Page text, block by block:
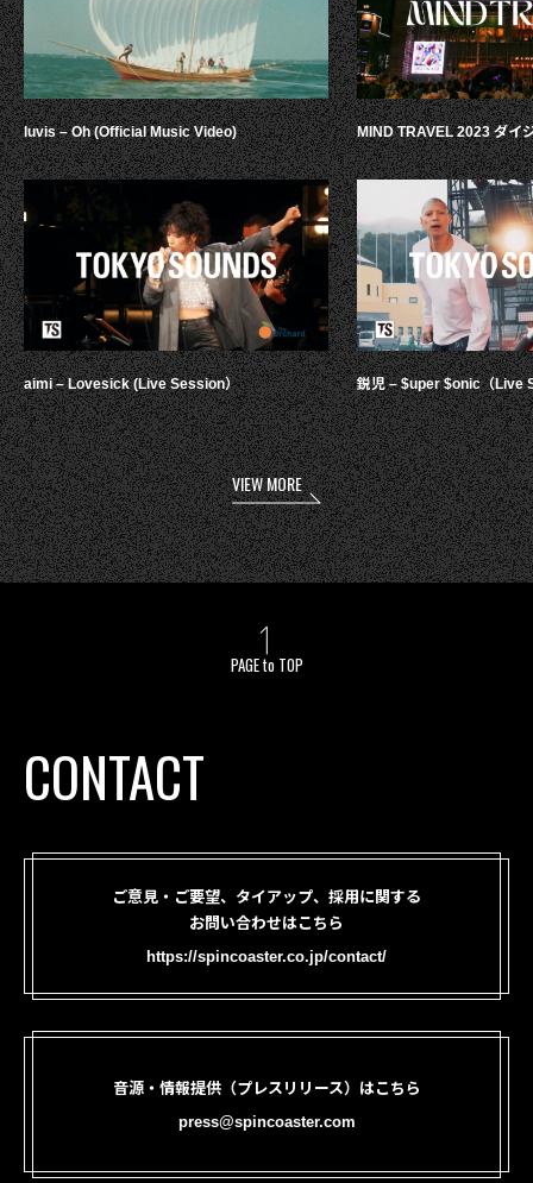
luvis – Oh (Official Music Video)
aimi – Lovesick (Live Session）
MIND TRAVEL 2023 ダイ
鋭児 – $uper $onic（Live
VIEW MORE
PAGE to TOP
CONTACT
ご意見・ご要望、タイアップ、採用に関する
お問い合わせはこちら
https://spincoaster.co.jp/contact/
音源・情報提供（プレスリリース）はこちら
press@spincoaster.com